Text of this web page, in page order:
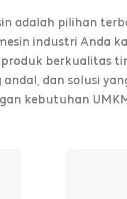
adalah pilihan
industri Anda
berkualitas
dan solusi
kebutuhan